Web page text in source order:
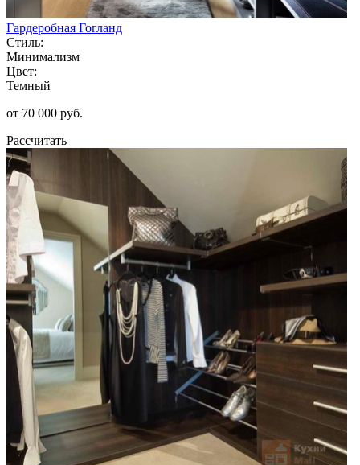
Гардеробная Гогланд
Стиль:
Минимализм
Цвет:
Темный
от 70 000 руб.
Рассчитать